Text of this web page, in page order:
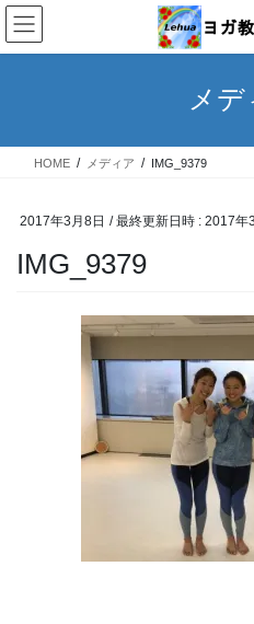
コ
ン
テ
ス
ナ
ビ
ゲ
ン
メデ
HOME メディア IMG_9379
2017年3月8日 / 最終更新日時 : 2017年
IMG_9379